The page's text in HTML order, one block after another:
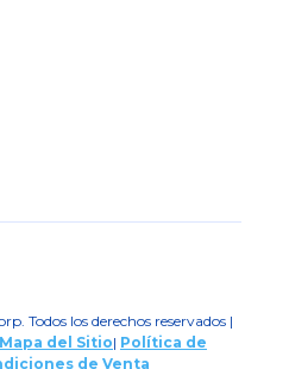
Todos los derechos reservados |
Mapa del Sitio| Política de
de Venta